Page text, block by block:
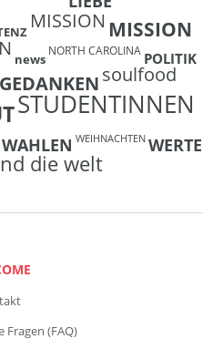
MISSION MISSION
news
NORTH CAROLINA POLITIK
soulfood
STUDENTINNEN
WAHLEN WEIHNACHTEN WERTE
die welt
Fragen (FAQ)